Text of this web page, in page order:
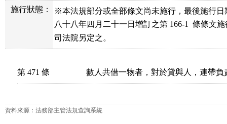
施行狀態：
※本法規部分或全部條文尚未施行，最後施行日
八十八年四月二十一日增訂之第 166-1  條條文
司法院另定之。
第 471 條 數人共借一物者，對於貸與人，連帶負
資料來源：法務部主管法規查詢系統